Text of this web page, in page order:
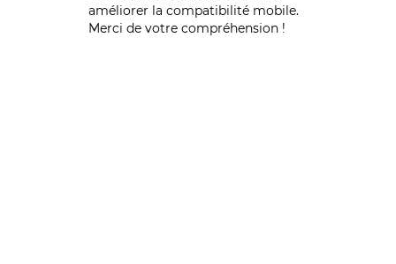
améliorer la compatibilité mobile.
Merci de votre compréhension !